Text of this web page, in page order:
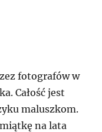
fotografów w
Całość jest
maluszkom.
na lata